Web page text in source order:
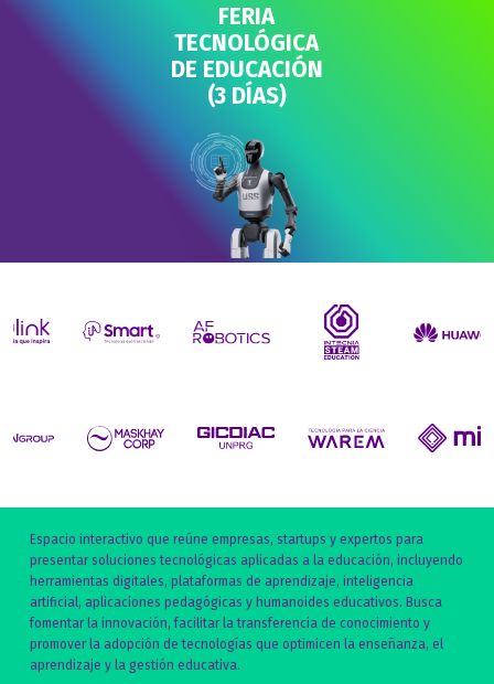
FERIA
TECNOLÓGICA
DE EDUCACIÓN
(3 DÍAS)
Espacio interactivo que reúne empresas, startups y expertos para
presentar soluciones tecnológicas aplicadas a la educación, incluyendo
herramientas digitales, plataformas de aprendizaje, inteligencia
artificial, aplicaciones pedagógicas y humanoides educativos. Busca
fomentar la innovación, facilitar la transferencia de conocimiento y
promover la adopción de tecnologías que optimicen la enseñanza, el
aprendizaje y la gestión educativa.